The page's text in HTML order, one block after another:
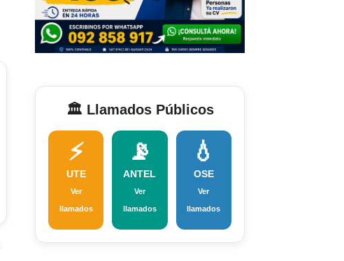
🏛️ Llamados Públicos
⚡
UTE
Ver
llamados
📡
ANTEL
Ver
llamados
💧
OSE
Ver
llamados